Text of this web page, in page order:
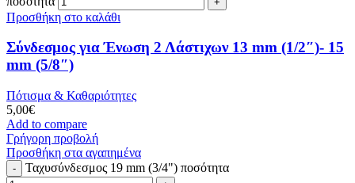
Προσθήκη στο καλάθι
Σύνδεσμος για Ένωση 2 Λάστιχων 13 mm (1/2″)- 15
mm (5/8″)
Πότισμα & Καθαριότητες
5,00€
Add to compare
Γρήγορη προβολή
Προσθήκη στα αγαπημένα
Ταχυσύνδεσμος 19 mm (3/4") ποσότητα